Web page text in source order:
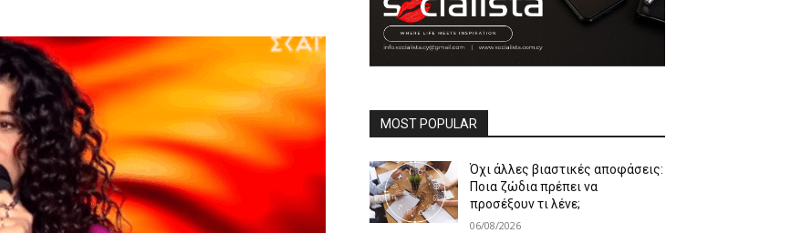
MOST POPULAR
Όχι άλλες βιαστικές αποφάσεις:
Ποια ζώδια πρέπει να
προσέξουν τι λένε;
06/08/2026